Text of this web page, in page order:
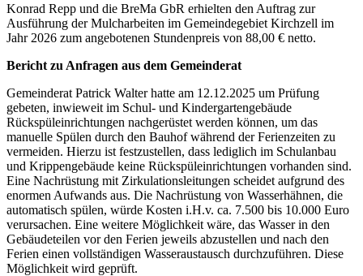
Konrad Repp und die BreMa GbR erhielten den Auftrag zur
Ausführung der Mulcharbeiten im Gemeindegebiet Kirchzell im
Jahr 2026 zum angebotenen Stundenpreis von 88,00 € netto.
Bericht zu Anfragen aus dem Gemeinderat
Gemeinderat Patrick Walter hatte am 12.12.2025 um Prüfung
gebeten, inwieweit im Schul- und Kindergartengebäude
Rückspüleinrichtungen nachgerüstet werden können, um das
manuelle Spülen durch den Bauhof während der Ferienzeiten zu
vermeiden. Hierzu ist festzustellen, dass lediglich im Schulanbau
und Krippengebäude keine Rückspüleinrichtungen vorhanden sind.
Eine Nachrüstung mit Zirkulationsleitungen scheidet aufgrund des
enormen Aufwands aus. Die Nachrüstung von Wasserhähnen, die
automatisch spülen, würde Kosten i.H.v. ca. 7.500 bis 10.000 Euro
verursachen. Eine weitere Möglichkeit wäre, das Wasser in den
Gebäudeteilen vor den Ferien jeweils abzustellen und nach den
Ferien einen vollständigen Wasseraustausch durchzuführen. Diese
Möglichkeit wird geprüft.